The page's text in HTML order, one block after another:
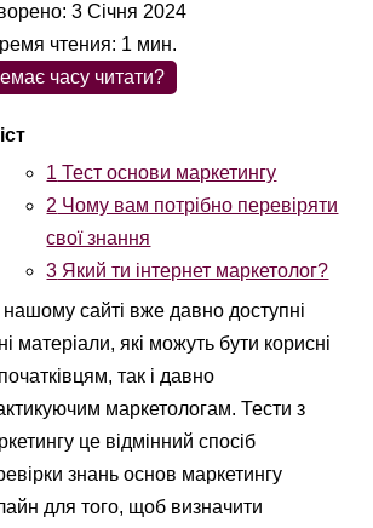
3 Січня 2024
часу читати?
1 Тест основи маркетингу
2 Чому вам потрібно перевіряти
свої знання
3 Який ти інтернет маркетолог?
чтения: 1 мин.
сайті вже давно доступні
матеріали, які можуть бути корисні
так і давно
маркетологам. Тести з
це відмінний спосіб
знань основ маркетингу
для того, щоб визначити